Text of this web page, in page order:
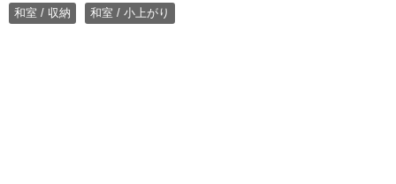
和室 / 収納 和室 / 小上がり